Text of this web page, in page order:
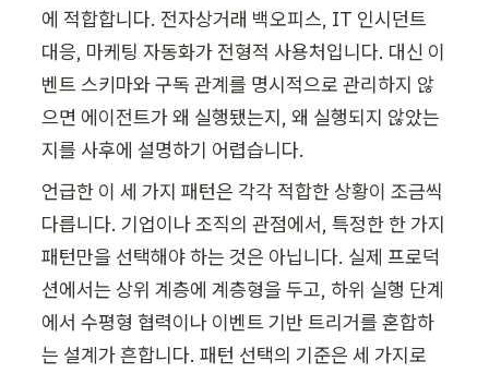
에 적합합니다. 전자상거래 백오피스, IT 인시던트
대응, 마케팅 자동화가 전형적 사용처입니다. 대신 이
벤트 스키마와 구독 관계를 명시적으로 관리하지 않
으면 에이전트가 왜 실행됐는지, 왜 실행되지 않았는
지를 사후에 설명하기 어렵습니다.
언급한 이 세 가지 패턴은 각각 적합한 상황이 조금씩
다릅니다. 기업이나 조직의 관점에서, 특정한 한 가지
패턴만을 선택해야 하는 것은 아닙니다. 실제 프로덕
션에서는 상위 계층에 계층형을 두고, 하위 실행 단계
에서 수평형 협력이나 이벤트 기반 트리거를 혼합하
는 설계가 흔합니다. 패턴 선택의 기준은 세 가지로